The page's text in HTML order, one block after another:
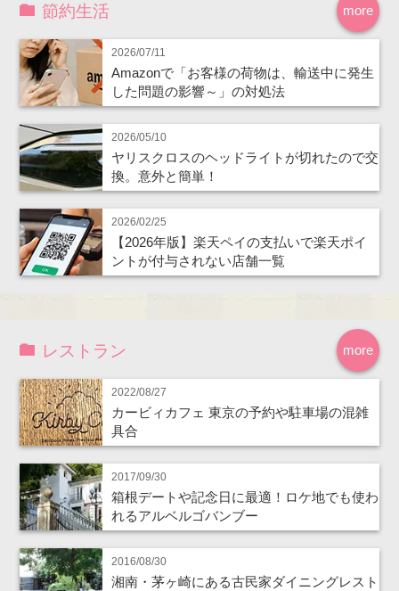
more
節約生活
2026/07/11
Amazonで「お客様の荷物は、輸送中に発生
した問題の影響～」の対処法
2026/05/10
ヤリスクロスのヘッドライトが切れたので交
換。意外と簡単！
2026/02/25
【2026年版】楽天ペイの支払いで楽天ポイ
ントが付与されない店舗一覧
more
レストラン
2022/08/27
カービィカフェ 東京の予約や駐車場の混雑
具合
2017/09/30
箱根デートや記念日に最適！ロケ地でも使わ
れるアルベルゴバンブー
2016/08/30
湘南・茅ヶ崎にある古民家ダイニングレスト